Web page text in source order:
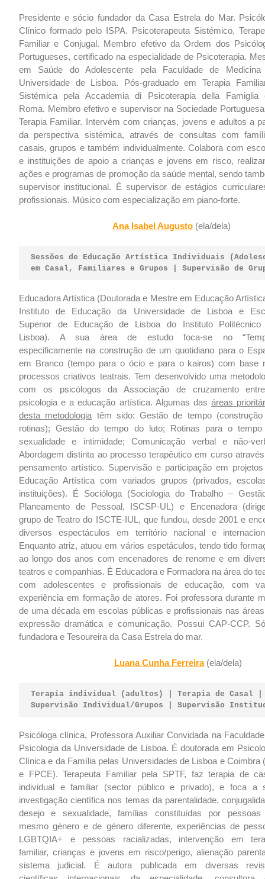
Presidente e sócio fundador da Casa Estrela do Mar.
Clínico formado pelo ISPA. Psicoterapeuta Sistémico,
Familiar e Conjugal. Membro efetivo da Ordem dos
Portugueses, certificado na especialidade de Psicoterapia.
em Saúde do Adolescente pela Faculdade de Medicina
Universidade de Lisboa. Pós-graduado em Terapia
Sistémica pela Accademia di Psicoterapia della Famiglia
Roma. Membro efetivo e supervisor na Sociedade
Terapia Familiar. Intervém com crianças, jovens e adultos a
da perspectiva sistémica, através de consultas com
casais, grupos e também individualmente. Colabora com
e instituições de apoio a crianças e jovens em risco,
ações e programas de promoção da saúde mental, sendo
supervisor institucional. É supervisor de estágios
profissionais. Músico com especialização em piano-forte.
Ana Isabel Augusto(ela/dela)
Sessões de Educação Artística Individuais
em Casal, Familiares e Grupos | Supervisão de
Educadora Artística (Doutorada e Mestre em Educação
Instituto de Educação da Universidade de Lisboa e
Superior de Educação de Lisboa do Instituto
Lisboa). A sua área de estudo foca-se no
especificamente na construção de um quotidiano para o
em Branco (tempo para o ócio e para o kairos) com base
processos criativos teatrais. Tem desenvolvido uma
com os psicólogos da Associação de cruzamento
psicologia e a educação artística. Algumas dasáreas
desta metodologia têm sido: Gestão de tempo
rotinas); Gestão do tempo do luto; Rotinas para o
sexualidade e intimidade; Comunicação verbal e não-
Abordagem distinta ao processo terapêutico em curso
pensamento artístico. Supervisão e participação em
Educação Artística com variados grupos (privados,
instituições). É Socióloga (Sociologia do Trabalho –
Planeamento de Pessoal, ISCSP-UL) e Encenadora
grupo de Teatro do ISCTE-IUL, que fundou, desde 2001 e
diversos espectáculos em território nacional e
Enquanto atriz, atuou em vários espetáculos, tendo tido
ao longo dos anos com encenadores de renome e em
teatros e companhias. É Educadora e Formadora na área do
com adolescentes e profissionais de educação, com
experiência em formação de atores. Foi professora durante
de uma década em escolas públicas e profissionais nas
expressão dramática e comunicação. Possui CAP-CCP.
fundadora e Tesoureira da Casa Estrela do mar.
Luana Cunha Ferreira(ela/dela)
Terapia individual (adultos) | Terapia de Casal
Supervisão Individual/Grupos | Supervisão
Psicóloga clínica, Professora Auxiliar Convidada na
Psicologia da Universidade de Lisboa. É doutorada em
Clínica e da Família pelas Universidades de Lisboa e Coimbra
e FPCE). Terapeuta Familiar pela SPTF, faz terapia de
individual e familiar (sector público e privado), e foca a
investigação científica nos temas da parentalidade,
desejo e sexualidade, famílias constituídas por pessoas
mesmo género e de género diferente, experiências de
LGBTQIA+ e pessoas racializadas, intervenção em
familiar, crianças e jovens em risco/perigo, alienação
sistema judicial. É autora publicada em diversas